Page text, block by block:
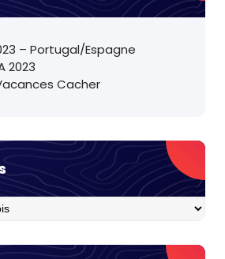
– Portugal/Espagne
2023
Cacher